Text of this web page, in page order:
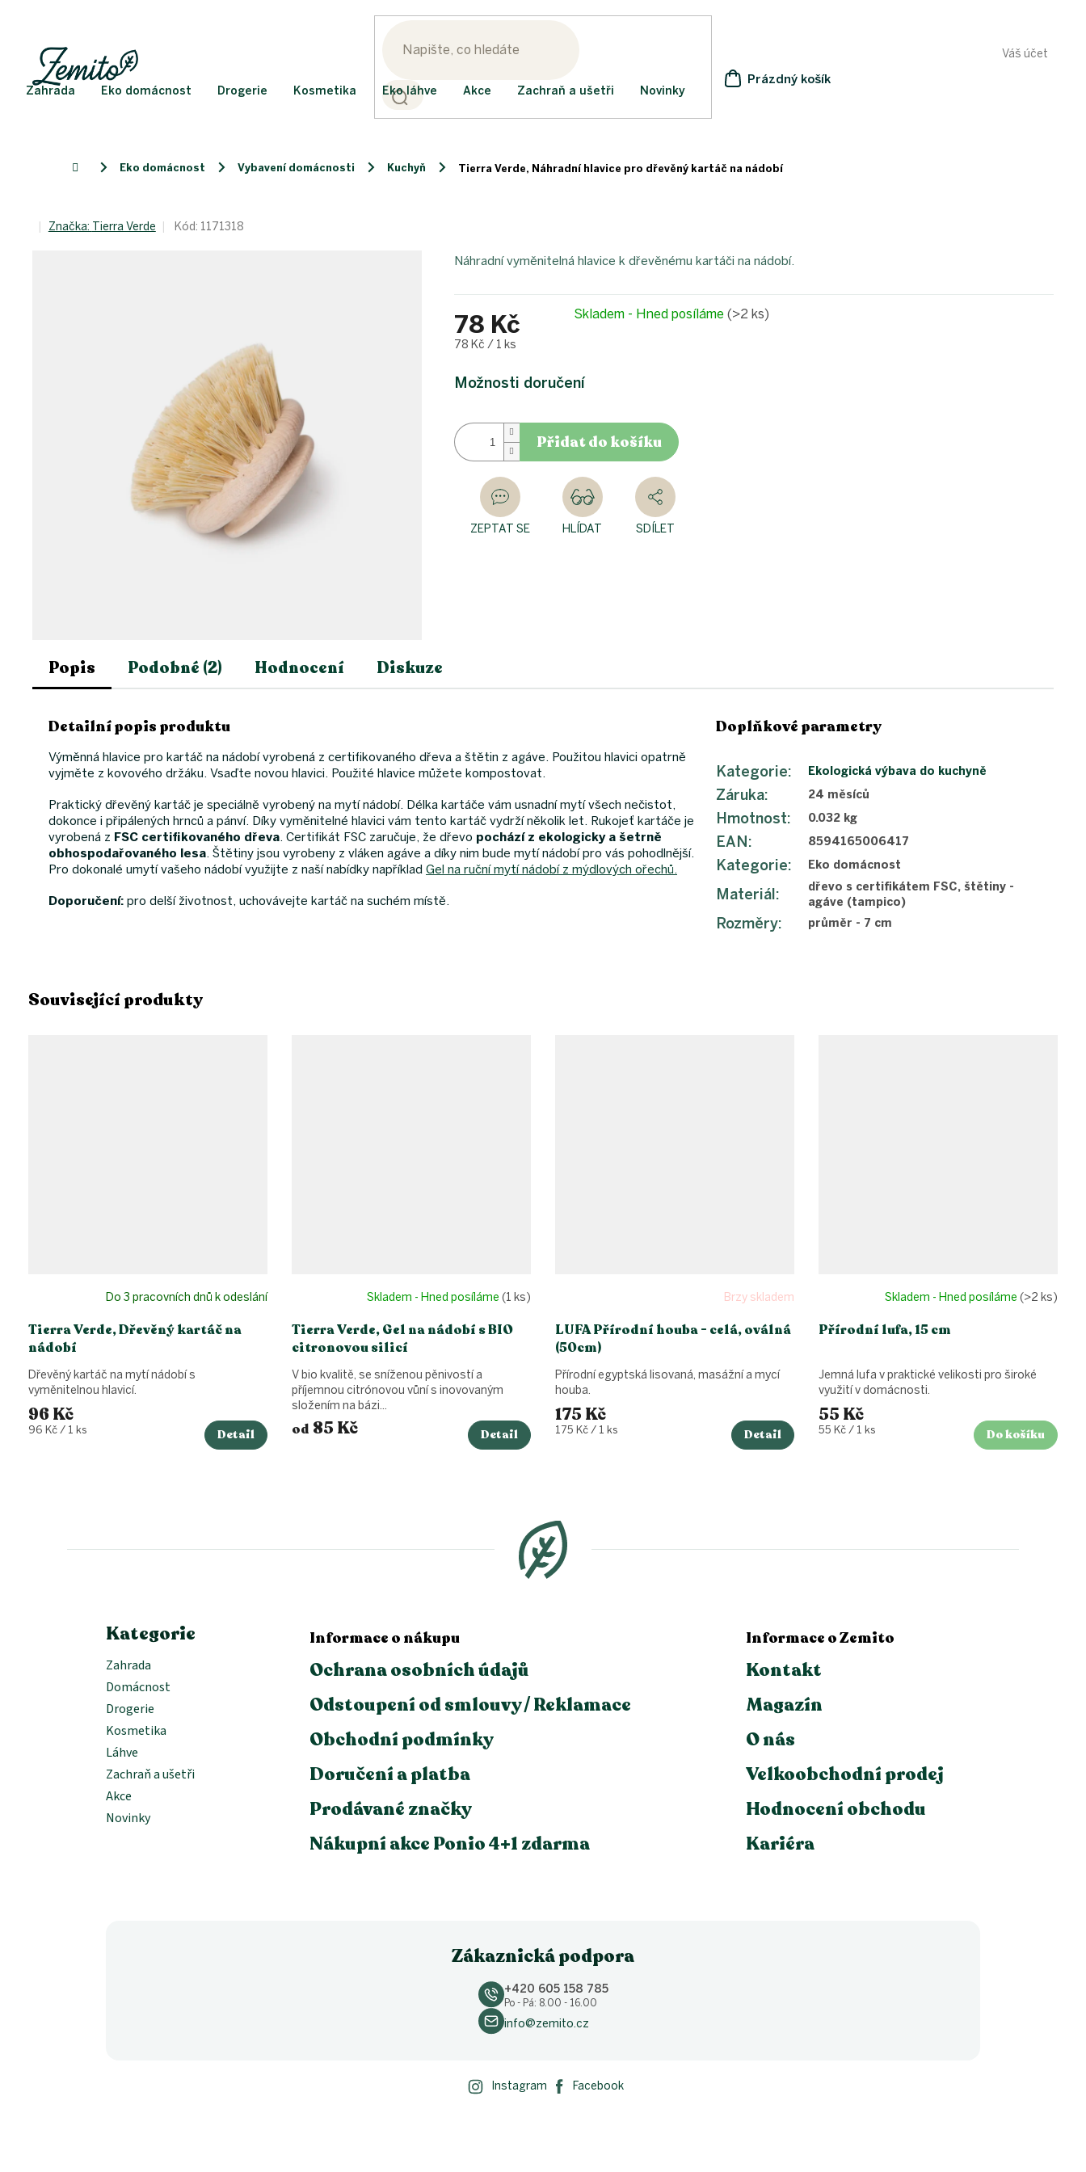
Váš účet
NÁKUPNÍ
Prázdný košík
Zahrada Eko domácnost Drogerie Kosmetika Eko láhve Akce Zachraň a ušetři Novinky
Domů Eko domácnost Vybavení domácnosti Kuchyň Tierra Verde, Náhradní hlavice pro dřevěný kartáč na nádobí
Značka: Tierra Verde Kód: 1171318
78 Kč
Měrná
78 Kč / 1 ks
Skladem - Hned posíláme(>2 ks)
Možnosti doručení
Přidat do košíku
Náhradní vyměnitelná hlavice k dřevěnému kartáči na nádobí.
ZEPTAT SE HLÍDAT SDÍLET
Související produkty
Tierra Verde, Dřevěný kartáč na
nádobí
Do 3 pracovních dnů k odeslání
96 Kč
Měrná
96 Kč / 1 ks Detail
Dřevěný kartáč na mytí nádobí s
vyměnitelnou hlavicí.
Tierra Verde, Gel na nádobí s BIO
citronovou silicí
Skladem - Hned posíláme (1 ks)
od 85 Kč Detail
V bio kvalitě, se sníženou pěnivostí a
příjemnou citrónovou vůní s inovovaným
složením na bázi...
LUFA Přírodní houba - celá, oválná
(50cm)
Brzy skladem
175 Kč
Měrná
175 Kč / 1 ks Detail
Přírodní egyptská lisovaná, masážní a mycí
houba.
Přírodní lufa, 15 cm
Skladem - Hned posíláme (>2 ks)
55 Kč
Měrná
55 Kč / 1 ks Do košíku
Jemná lufa v praktické velikosti pro široké
využití v domácnosti.
Popis Podobné (2) Hodnocení Diskuze
Detailní popis produktu
Výměnná hlavice pro kartáč na nádobí vyrobená z certifikovaného dřeva a štětin z agáve. Použitou hlavici opatrně
vyjměte z kovového držáku. Vsaďte novou hlavici. Použité hlavice můžete kompostovat.
Praktický dřevěný kartáč je speciálně vyrobený na mytí nádobí. Délka kartáče vám usnadní mytí všech nečistot,
dokonce i připálených hrnců a pánví. Díky vyměnitelné hlavici vám tento kartáč vydrží několik let. Rukojeť kartáče je
vyrobená z FSC certifikovaného dřeva . Certifikát FSC zaručuje, že dřevo pochází z ekologicky a šetrně
obhospodařovaného lesa . Štětiny jsou vyrobeny z vláken agáve a díky nim bude mytí nádobí pro vás pohodlnější.
Pro dokonalé umytí vašeho nádobí využijte z naší nabídky například Gel na ruční mytí nádobí z mýdlových ořechů.
Doporučení: pro delší životnost, uchovávejte kartáč na suchém místě.
Doplňkové parametry
Kategorie: Ekologická výbava do kuchyně
Záruka: 24 měsíců
Hmotnost: 0.032 kg
EAN: 8594165006417
Kategorie: Eko domácnost
Materiál:
dřevo s certifikátem FSC, štětiny -
agáve (tampico)
Rozměry: průměr - 7 cm
Kategorie
Zahrada
Domácnost
Drogerie
Kosmetika
Láhve
Zachraň a ušetři
Akce
Novinky
Informace o nákupu
Ochrana osobních údajů
Odstoupení od smlouvy / Reklamace
Obchodní podmínky
Doručení a platba
Prodávané značky
Nákupní akce Ponio 4+1 zdarma
Informace o Zemito
Kontakt
Magazín
O nás
Velkoobchodní prodej
Hodnocení obchodu
Kariéra
Zákaznická podpora
+420 605 158 785
Po - Pá: 8.00 - 16.00
info@zemito.cz
Instagram Facebook